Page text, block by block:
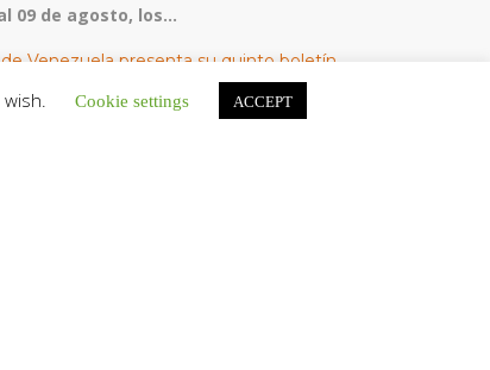
09 de agosto, los...
Venezuela presenta su quinto boletín
atención a familias tras los terremotos
de Venezuela publicó este martes 4...
Cookie settings ACCEPT